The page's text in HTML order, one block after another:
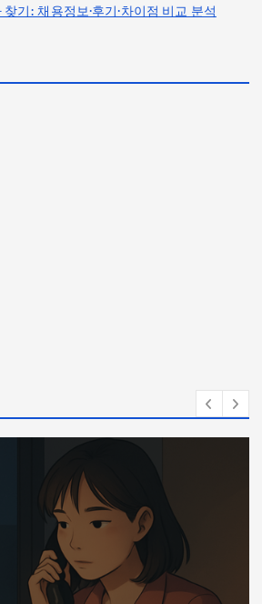
기: 채용정보·후기·차이점 비교 분석